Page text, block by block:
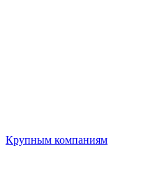
Крупным компаниям